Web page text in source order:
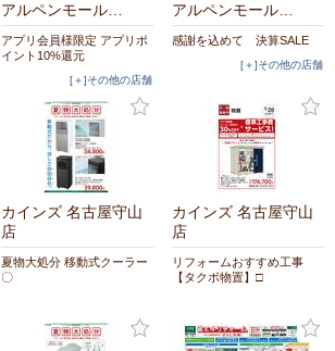
アルペンモール…
アプリ会員様限定 アプリポ
イント10%還元
[＋]その他の店舗
アルペンモール…
感謝を込めて 決算SALE
[＋]その他の店舗
カインズ 名古屋守山
店
夏物大処分 移動式クーラー
〇
カインズ 名古屋守山
店
リフォームおすすめ工事
【タクボ物置】□